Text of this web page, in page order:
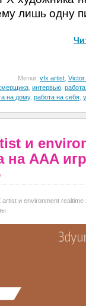
лишь одну
Метки: vfx artist
интервью
на дому, работа на себя
и
на AAA
artist и environment realtime